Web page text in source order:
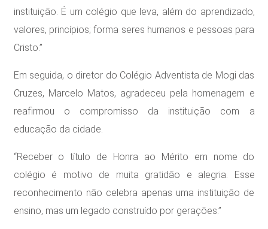
instituição. É um colégio que leva, além do aprendizado,
valores, princípios; forma seres humanos e pessoas para
Cristo.”
Em seguida, o diretor do Colégio Adventista de Mogi das
Cruzes, Marcelo Matos, agradeceu pela homenagem e
reafirmou o compromisso da instituição com a
educação da cidade.
“Receber o título de Honra ao Mérito em nome do
colégio é motivo de muita gratidão e alegria. Esse
reconhecimento não celebra apenas uma instituição de
ensino, mas um legado construído por gerações.”